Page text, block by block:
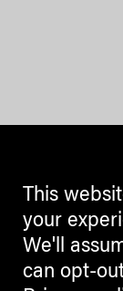
This
your
We'll
can opt-